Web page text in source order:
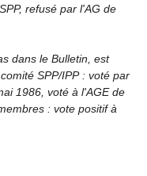
refusé par l'AG de
dans le Bulletin, est
SPP/IPP : voté par
1986, voté à l'AGE de
: vote positif à